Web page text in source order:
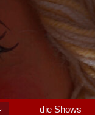
die Shows